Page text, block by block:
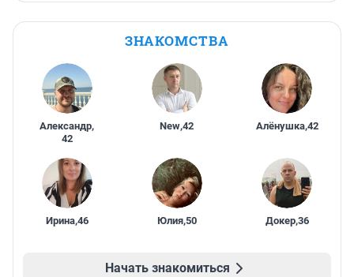
ЗНАКОМСТВА
Александр,
42
New,42 Алёнушка,42
Ирина,46 Юлия,50 Докер,36
Начать знакомиться